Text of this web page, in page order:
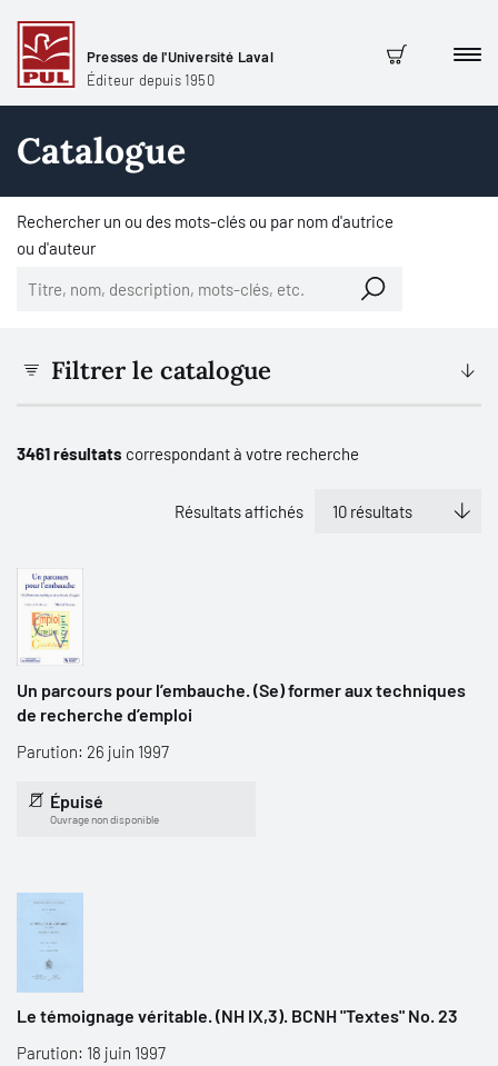
Presses de l'Université Laval
Éditeur depuis 1950
Panier
Catalogue
Rechercher un ou des mots-clés ou par nom d'autrice
ou d'auteur
Filtrer le catalogue
3461 résultats correspondant à votre recherche
Résultats affichés
Un parcours pour l’embauche. (Se) former aux techniques
de recherche d’emploi
Parution: 26 juin 1997
Épuisé
Ouvrage non disponible
Le témoignage véritable. (NH IX,3). BCNH "Textes" No. 23
Parution: 18 juin 1997